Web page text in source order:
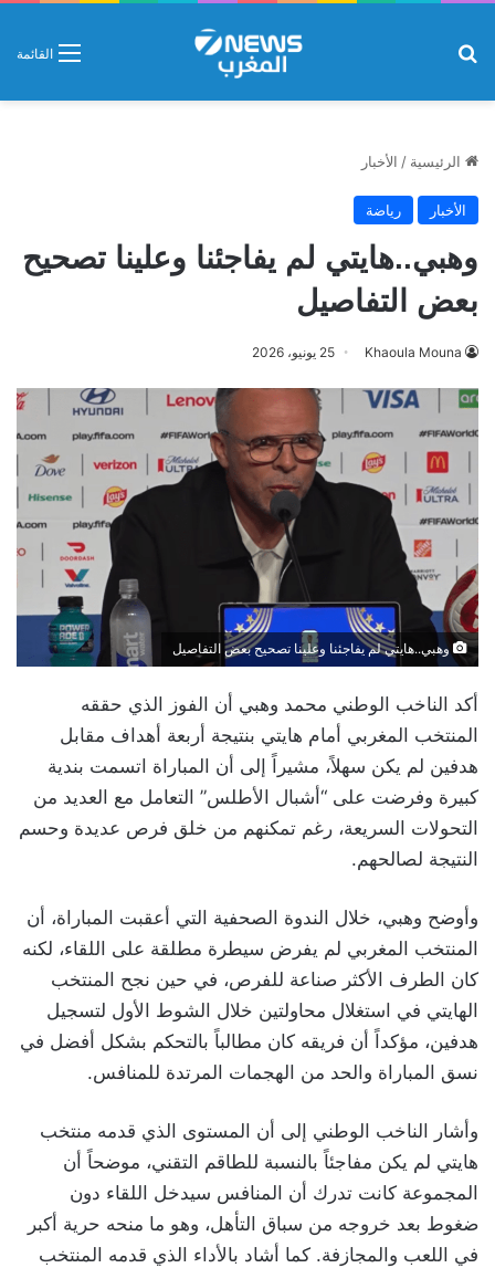
القائمة
الرئيسية / الأخبار
الأخبار رياضة
وهبي..هايتي لم يفاجئنا وعلينا تصحيح
بعض التفاصيل
Khaoula Mouna 25 يونيو، 2026
وهبي..هايتي لم يفاجئنا وعلينا تصحيح بعض التفاصيل
أكد الناخب الوطني محمد وهبي أن الفوز الذي حققه
المنتخب المغربي أمام هايتي بنتيجة أربعة أهداف مقابل
هدفين لم يكن سهلاً، مشيراً إلى أن المباراة اتسمت بندية
كبيرة وفرضت على “أشبال الأطلس” التعامل مع العديد من
التحولات السريعة، رغم تمكنهم من خلق فرص عديدة وحسم
النتيجة لصالحهم.
وأوضح وهبي، خلال الندوة الصحفية التي أعقبت المباراة، أن
المنتخب المغربي لم يفرض سيطرة مطلقة على اللقاء، لكنه
كان الطرف الأكثر صناعة للفرص، في حين نجح المنتخب
الهايتي في استغلال محاولتين خلال الشوط الأول لتسجيل
هدفين، مؤكداً أن فريقه كان مطالباً بالتحكم بشكل أفضل في
نسق المباراة والحد من الهجمات المرتدة للمنافس.
وأشار الناخب الوطني إلى أن المستوى الذي قدمه منتخب
هايتي لم يكن مفاجئاً بالنسبة للطاقم التقني، موضحاً أن
المجموعة كانت تدرك أن المنافس سيدخل اللقاء دون
ضغوط بعد خروجه من سباق التأهل، وهو ما منحه حرية أكبر
في اللعب والمجازفة. كما أشاد بالأداء الذي قدمه المنتخب